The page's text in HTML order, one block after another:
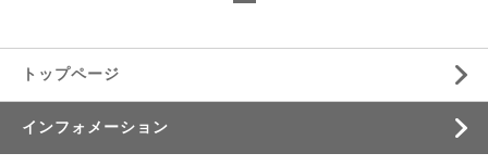
トップページ
インフォメーション